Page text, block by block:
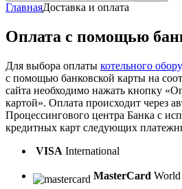
ГлавнаяДоставка и оплата
Оплата с помощью
Для выбора оплаты котельного
с помощью банковской карты на
сайта необходимо нажать кнопку
картой». Оплата происходит через
Процессингового центра Банка с
кредитных карт следующих
VISA International
MasterCard